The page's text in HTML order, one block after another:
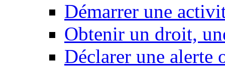
Démarrer une
Obtenir un droit,
Déclarer une alerte